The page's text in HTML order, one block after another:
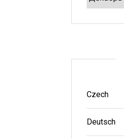
Czech
Deutsch